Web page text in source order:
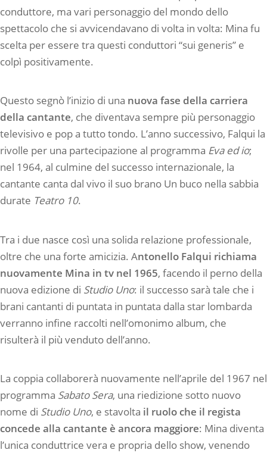
conduttore, ma vari personaggio del mondo dello
spettacolo che si avvicendavano di volta in volta: Mina fu
scelta per essere tra questi conduttori “sui generis” e
colpì positivamente.
Questo segnò l’inizio di una nuova fase della carriera
della cantante, che diventava sempre più personaggio
televisivo e pop a tutto tondo. L’anno successivo, Falqui la
rivolle per una partecipazione al programma Eva ed io;
nel 1964, al culmine del successo internazionale, la
cantante canta dal vivo il suo brano Un buco nella sabbia
durate Teatro 10.
Tra i due nasce così una solida relazione professionale,
oltre che una forte amicizia. Antonello Falqui richiama
nuovamente Mina in tv nel 1965, facendo il perno della
nuova edizione di Studio Uno: il successo sarà tale che i
brani cantanti di puntata in puntata dalla star lombarda
verranno infine raccolti nell’omonimo album, che
risulterà il più venduto dell’anno.
La coppia collaborerà nuovamente nell’aprile del 1967 nel
programma Sabato Sera, una riedizione sotto nuovo
nome di Studio Uno, e stavolta il ruolo che il regista
concede alla cantante è ancora maggiore: Mina diventa
l’unica conduttrice vera e propria dello show, venendo